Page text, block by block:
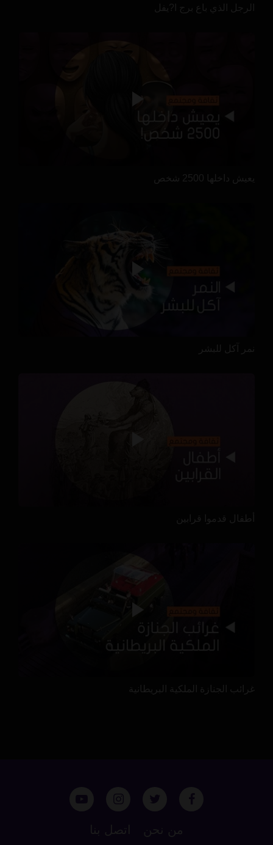
الرجل الذي باع برج ا?يفل
يعيش داخلها 2500 شخص
نمر آكل للبشر
أطفال قدموا قرابين
غرائب الجنازة الملكية البريطانية